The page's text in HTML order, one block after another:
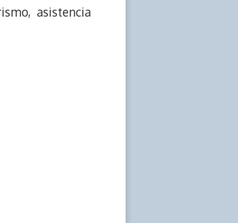
asistencia